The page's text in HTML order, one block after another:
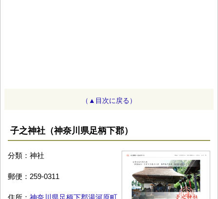
（▲目次に戻る）
子之神社（神奈川県足柄下郡）
分類：神社
郵便：259-0311
住所： 神奈川県足柄下郡湯河原町